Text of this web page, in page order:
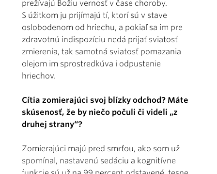
prežívajú Božiu vernosť v čase choroby.
S úžitkom ju prijímajú tí, ktorí sú v stave
oslobodenom od hriechu, a pokiaľ sa im pre
zdravotnú indispozíciu nedá prijať sviatosť
zmierenia, tak samotná sviatosť pomazania
olejom im sprostredkúva i odpustenie
hriechov.
Cítia zomierajúci svoj blízky odchod? Máte
skúsenosť, že by niečo počuli či videli „z
druhej strany“?
Zomierajúci majú pred smrťou, ako som už
spomínal, nastavenú sedáciu a kognitívne